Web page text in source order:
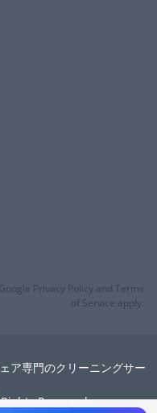
Privacy Policy and Terms
of Service apply.
ア専門のクリーニングサー
Reserved